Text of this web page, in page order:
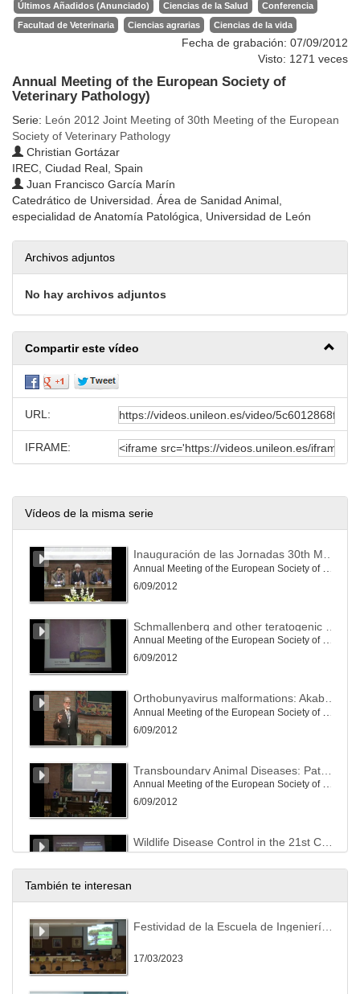
Últimos Añadidos (Anunciado) Ciencias de la Salud
Conferencia
Facultad de Veterinaria
Ciencias agrarias Ciencias de la vida
Fecha de grabación: 07/09/2012
Visto: 1271 veces
Annual Meeting of the European Society of
Veterinary Pathology)
Serie: León 2012 Joint Meeting of 30th Meeting of the European
Society of Veterinary Pathology
Christian Gortázar
IREC, Ciudad Real, Spain
Juan Francisco García Marín
Catedrático de Universidad. Área de Sanidad Animal,
especialidad de Anatomía Patológica, Universidad de León
Archivos adjuntos
No hay archivos adjuntos
Compartir este vídeo
URL:
IFRAME:
Vídeos de la misma serie
6/09/2012
Annual Meeting of the European Society of Veterinary Pathology)
6/09/2012
6/09/2012
Annual Meeting of the European Society of Veterinary Pathology)
6/09/2012
Annual Meeting of the European Society of Veterinary Pathology)
Annual Meeting of the European Society of Veterinary Pathology)
También te interesan
17/03/2023